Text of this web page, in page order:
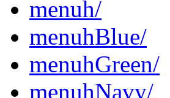
menuh/
menuhBlue/
menuhGreen/
menuhNavy/